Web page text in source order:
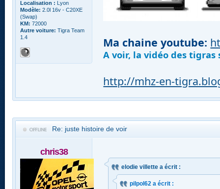
Localisation : Lyon
Modèle: 2.0l 16v - C20XE
(Swap)
KM: 72000
Autre voiture: Tigra Team
1.4
Ma chaine youtube:
A voir, la vidéo des tigras
http://mhz-en-
Re: juste histoire de voir
chris38
elodie villette a écrit :
pilpol62 a écrit :